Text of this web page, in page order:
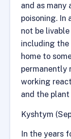
and as many
poisoning. In
not be
including the
home to
permanently
working
and the
Kyshtym
In the years